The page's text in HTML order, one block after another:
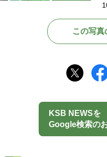
この写
KSB NEWSを
Google検索の